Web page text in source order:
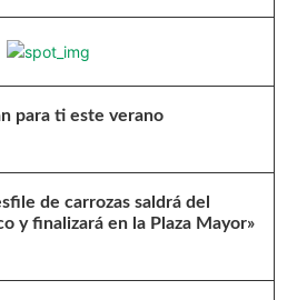
para ti este verano
de carrozas saldrá del
y finalizará en la Plaza Mayor»